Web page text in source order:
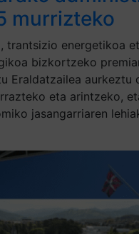
murrizteko
trantsizio energetikoa
bizkortzeko
Eraldatzailea aurkeztu
eta arintzeko,
jasangarriaren